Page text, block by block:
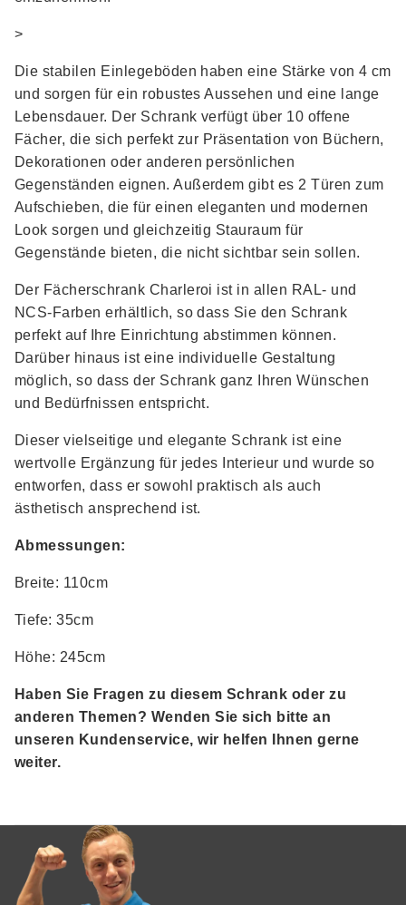
>
Die stabilen Einlegeböden haben eine Stärke von 4 cm
und sorgen für ein robustes Aussehen und eine lange
Lebensdauer. Der Schrank verfügt über 10 offene
Fächer, die sich perfekt zur Präsentation von Büchern,
Dekorationen oder anderen persönlichen
Gegenständen eignen. Außerdem gibt es 2 Türen zum
Aufschieben, die für einen eleganten und modernen
Look sorgen und gleichzeitig Stauraum für
Gegenstände bieten, die nicht sichtbar sein sollen.
Der Fächerschrank Charleroi ist in allen RAL- und
NCS-Farben erhältlich, so dass Sie den Schrank
perfekt auf Ihre Einrichtung abstimmen können.
Darüber hinaus ist eine individuelle Gestaltung
möglich, so dass der Schrank ganz Ihren Wünschen
und Bedürfnissen entspricht.
Dieser vielseitige und elegante Schrank ist eine
wertvolle Ergänzung für jedes Interieur und wurde so
entworfen, dass er sowohl praktisch als auch
ästhetisch ansprechend ist.
Abmessungen:
Breite: 110cm
Tiefe: 35cm
Höhe: 245cm
Haben Sie Fragen zu diesem Schrank oder zu
anderen Themen? Wenden Sie sich bitte an
unseren Kundenservice, wir helfen Ihnen gerne
weiter.